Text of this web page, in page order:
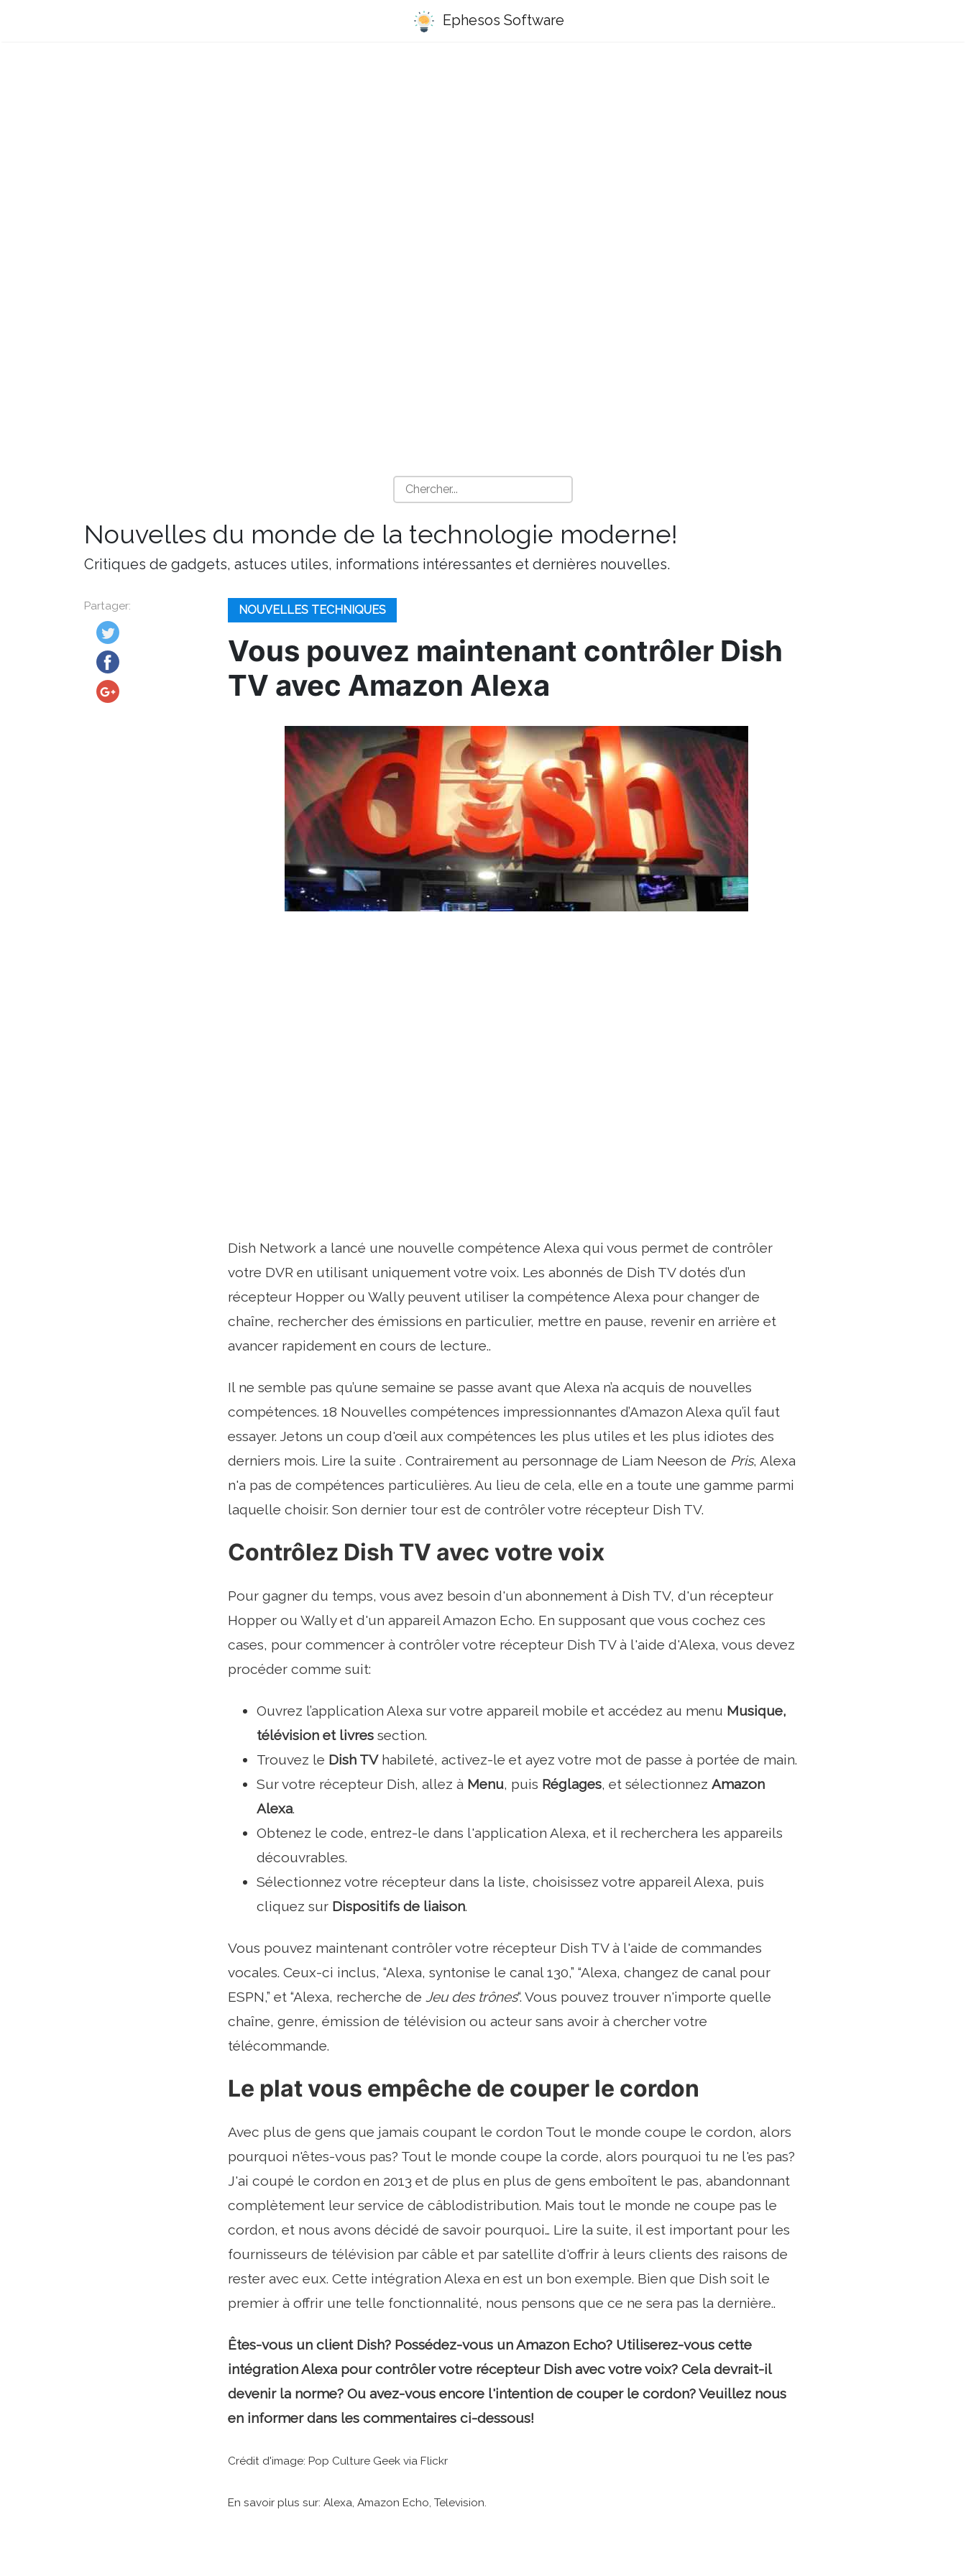
Ephesos Software
Nouvelles du monde de la technologie moderne!
Critiques de gadgets, astuces utiles, informations intéressantes et dernières nouvelles.
Partager: NOUVELLES TECHNIQUES
Vous pouvez maintenant contrôler Dish
TV avec Amazon Alexa
Dish Network a lancé une nouvelle compétence Alexa qui vous permet de contrôler
votre DVR en utilisant uniquement votre voix. Les abonnés de Dish TV dotés d’un
récepteur Hopper ou Wally peuvent utiliser la compétence Alexa pour changer de
chaîne, rechercher des émissions en particulier, mettre en pause, revenir en arrière et
avancer rapidement en cours de lecture..
Il ne semble pas qu’une semaine se passe avant que Alexa n’a acquis de nouvelles
compétences. 18 Nouvelles compétences impressionnantes d’Amazon Alexa qu’il faut
essayer. Jetons un coup d'œil aux compétences les plus utiles et les plus idiotes des
derniers mois. Lire la suite . Contrairement au personnage de Liam Neeson de Pris, Alexa
n'a pas de compétences particulières. Au lieu de cela, elle en a toute une gamme parmi
laquelle choisir. Son dernier tour est de contrôler votre récepteur Dish TV.
Contrôlez Dish TV avec votre voix
Pour gagner du temps, vous avez besoin d'un abonnement à Dish TV, d'un récepteur
Hopper ou Wally et d'un appareil Amazon Echo. En supposant que vous cochez ces
cases, pour commencer à contrôler votre récepteur Dish TV à l'aide d'Alexa, vous devez
procéder comme suit:
Ouvrez l’application Alexa sur votre appareil mobile et accédez au menu Musique,
télévision et livres section.
Trouvez le Dish TVhabileté, activez-le et ayez votre mot de passe à portée de main.
Sur votre récepteur Dish, allez à Menu, puis Réglages, et sélectionnez Amazon
Alexa.
Obtenez le code, entrez-le dans l'application Alexa, et il recherchera les appareils
découvrables.
Sélectionnez votre récepteur dans la liste, choisissez votre appareil Alexa, puis
cliquez sur Dispositifs de liaison.
Vous pouvez maintenant contrôler votre récepteur Dish TV à l'aide de commandes
vocales. Ceux-ci inclus, “Alexa, syntonise le canal 130,” “Alexa, changez de canal pour
ESPN,” et “Alexa, recherche de Jeu des trônes“. Vous pouvez trouver n'importe quelle
chaîne, genre, émission de télévision ou acteur sans avoir à chercher votre
télécommande.
Le plat vous empêche de couper le cordon
Avec plus de gens que jamais coupant le cordon Tout le monde coupe le cordon, alors
pourquoi n'êtes-vous pas? Tout le monde coupe la corde, alors pourquoi tu ne l'es pas?
J'ai coupé le cordon en 2013 et de plus en plus de gens emboîtent le pas, abandonnant
complètement leur service de câblodistribution. Mais tout le monde ne coupe pas le
cordon, et nous avons décidé de savoir pourquoi… Lire la suite, il est important pour les
fournisseurs de télévision par câble et par satellite d'offrir à leurs clients des raisons de
rester avec eux. Cette intégration Alexa en est un bon exemple. Bien que Dish soit le
premier à offrir une telle fonctionnalité, nous pensons que ce ne sera pas la dernière..
Êtes-vous un client Dish? Possédez-vous un Amazon Echo? Utiliserez-vous cette
intégration Alexa pour contrôler votre récepteur Dish avec votre voix? Cela devrait-il
devenir la norme? Ou avez-vous encore l'intention de couper le cordon? Veuillez nous
en informer dans les commentaires ci-dessous!
Crédit d'image: Pop Culture Geek via Flickr
En savoir plus sur: Alexa, Amazon Echo, Television.